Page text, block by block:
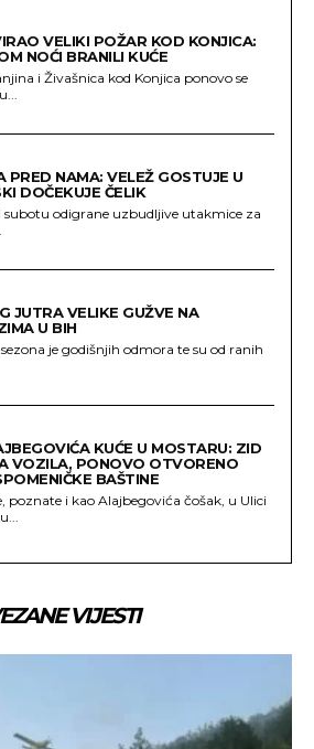
VELIKI POŽAR KOD KONJICA:
NOĆI BRANILI KUĆE
i Živašnica kod Konjica ponovo se
PRED NAMA: VELEŽ GOSTUJE U
DOČEKUJE ČELIK
subotu odigrane uzbudljive utakmice za
JUTRA VELIKE GUŽVE NA
U BIH
je godišnjih odmora te su od ranih
KUĆE U MOSTARU: ZID
VOZILA, PONOVO OTVORENO
BAŠTINE
poznate i kao Alajbegovića čošak, u Ulici
VIJESTI